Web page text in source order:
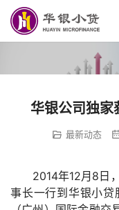
华银公司独家
最新动态
2014年12月8日
事长一行到华银小贷